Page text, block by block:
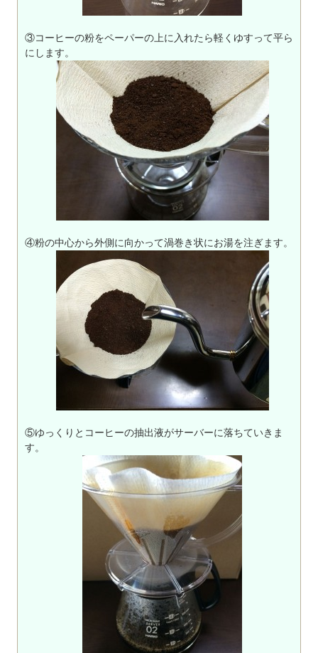
③コーヒーの粉をペーパーの上に入れたら軽くゆすって平ら
にします。
④粉の中心から外側に向かって渦巻き状にお湯を注ぎます。
⑤ゆっくりとコーヒーの抽出液がサーバーに落ちていきま
す。